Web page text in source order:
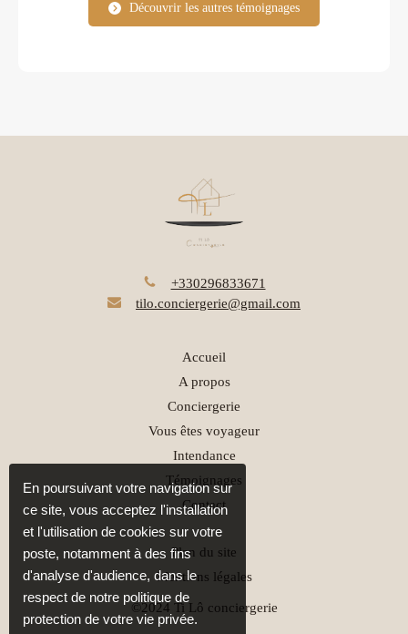
Découvrir les autres témoignages
+330296833671
tilo.conciergerie@gmail.com
Accueil
A propos
Conciergerie
Vous êtes voyageur
Intendance
Témoignages
Contact
Plan du site
Mentions légales
©2024 Ti Lô conciergerie
En poursuivant votre navigation sur
ce site, vous acceptez l'installation
et l'utilisation de cookies sur votre
poste, notamment à des fins
d'analyse d'audience, dans le
respect de notre politique de
protection de votre vie privée.